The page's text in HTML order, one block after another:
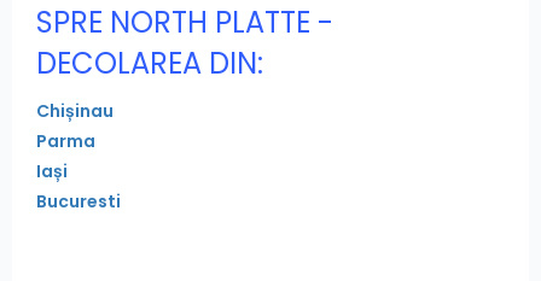
SPRE NORTH PLATTE -
DECOLAREA DIN:
Chișinau
Parma
Iași
Bucuresti